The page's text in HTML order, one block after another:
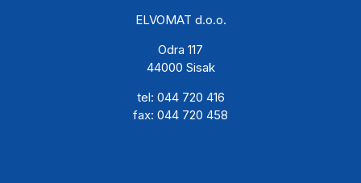
ELVOMAT d.o.o.
Odra 117
44000 Sisak
tel: 044 720 416
fax: 044 720 458